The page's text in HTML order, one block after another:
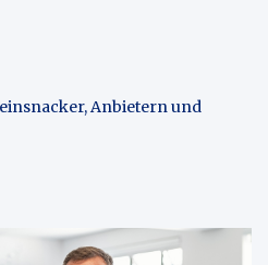
Anbietern und